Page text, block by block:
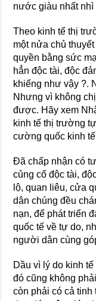
nước giàu nhất nhì
Theo kinh tế thị
một nửa chủ
quyền bằng sức
hẳn độc tài, độc
khiểng như vậy ?.
Nhưng vì không
được. Hãy xem
kinh tế thị trường
cường quốc kinh
Ðã chấp nhận có
củng cố độc tài,
lộ, quan liêu, cửa
dân chúng đều
nạn, để phát triển
quốc tế về tự do,
người dân cùng
Dầu vì lý do kinh
đó cũng không
còn phải có cả tinh